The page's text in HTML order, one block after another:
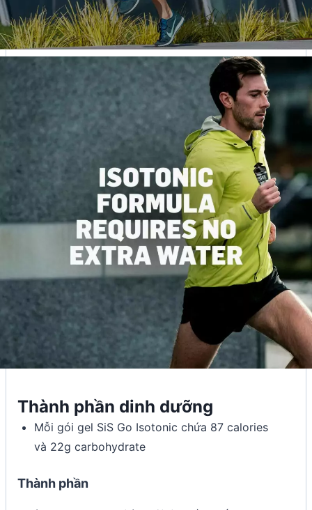
Thành phần dinh dưỡng
Mỗi gói gel SiS Go Isotonic chứa 87 calories
và 22g carbohydrate
Thành phần